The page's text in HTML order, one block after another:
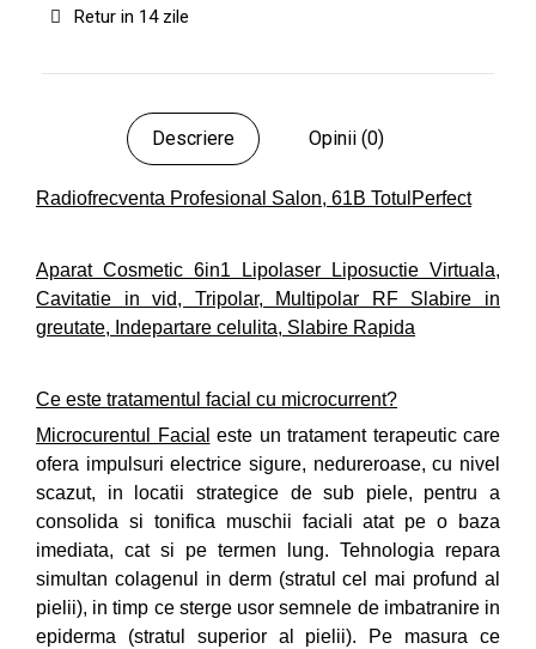
Retur in 14 zile
Descriere Opinii (0)
Radiofrecventa Profesional Salon, 61B TotulPerfect
Aparat Cosmetic 6in1 Lipolaser Liposuctie Virtuala,
Cavitatie in vid, Tripolar, Multipolar RF Slabire in
greutate, Indepartare celulita, Slabire Rapida
Ce este tratamentul facial cu microcurrent?
Microcurentul Facial este un tratament terapeutic care
ofera impulsuri electrice sigure, nedureroase, cu nivel
scazut, in locatii strategice de sub piele, pentru a
consolida si tonifica muschii faciali atat pe o baza
imediata, cat si pe termen lung. Tehnologia repara
simultan colagenul in derm (stratul cel mai profund al
pielii), in timp ce sterge usor semnele de imbatranire in
epiderma (stratul superior al pielii). Pe masura ce